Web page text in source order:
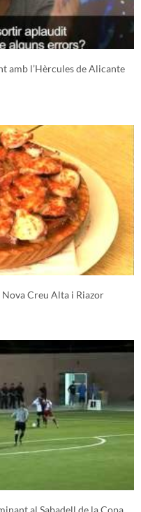
amb l’Hèrcules de Alicante
Creu Alta i Riazor
al Sabadell de la Copa